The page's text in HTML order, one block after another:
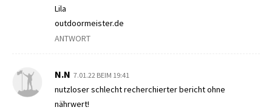
Lila
outdoormeister.de
ANTWORT
N.N 7.01.22 BEIM 19:41
nutzloser schlecht recherchierter bericht ohne
nährwert!